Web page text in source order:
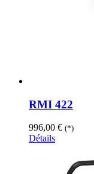
RMI 422
996,00 € (*)
Détails